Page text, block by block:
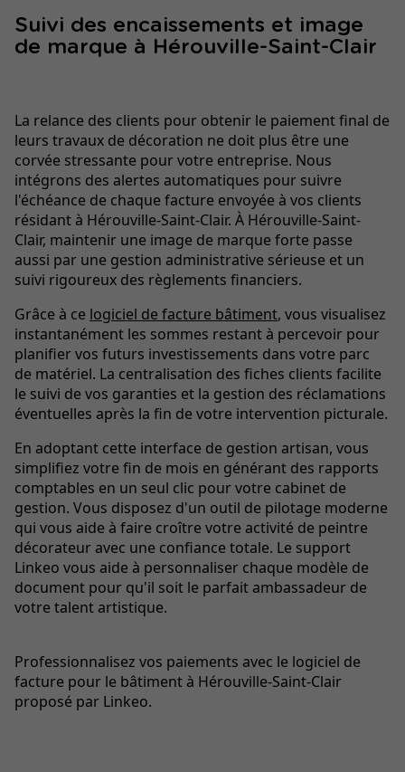
Suivi des encaissements et image
de marque à Hérouville-Saint-Clair
La relance des clients pour obtenir le paiement final de
leurs travaux de décoration ne doit plus être une
corvée stressante pour votre entreprise. Nous
intégrons des alertes automatiques pour suivre
l'échéance de chaque facture envoyée à vos clients
résidant à Hérouville-Saint-Clair. À Hérouville-Saint-
Clair, maintenir une image de marque forte passe
aussi par une gestion administrative sérieuse et un
suivi rigoureux des règlements financiers.
Grâce à ce logiciel de facture bâtiment, vous visualisez
instantanément les sommes restant à percevoir pour
planifier vos futurs investissements dans votre parc
de matériel. La centralisation des fiches clients facilite
le suivi de vos garanties et la gestion des réclamations
éventuelles après la fin de votre intervention picturale.
En adoptant cette interface de gestion artisan, vous
simplifiez votre fin de mois en générant des rapports
comptables en un seul clic pour votre cabinet de
gestion. Vous disposez d'un outil de pilotage moderne
qui vous aide à faire croître votre activité de peintre
décorateur avec une confiance totale. Le support
Linkeo vous aide à personnaliser chaque modèle de
document pour qu'il soit le parfait ambassadeur de
votre talent artistique.
Professionnalisez vos paiements avec le logiciel de
facture pour le bâtiment à Hérouville-Saint-Clair
proposé par Linkeo.